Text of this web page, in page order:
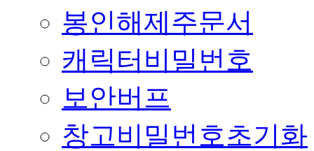
봉인해제주문서
캐릭터비밀번호
보안버프
창고비밀번호초기화